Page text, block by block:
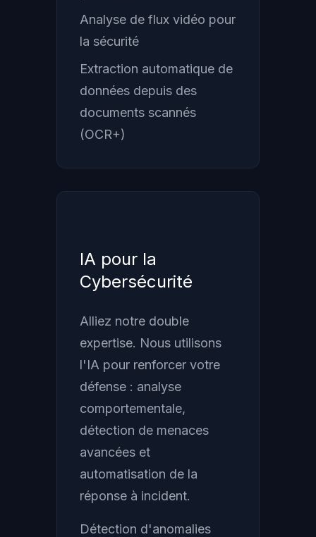
Analyse de flux vidéo pour
la sécurité
Extraction automatique de
données depuis des
documents scannés
(OCR+)
IA pour la
Cybersécurité
Alliez notre double
expertise. Nous utilisons
l'IA pour renforcer votre
défense : analyse
comportementale,
détection de menaces
avancées et
automatisation de la
réponse à incident.
Détection d'anomalies